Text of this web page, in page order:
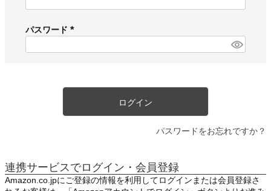
必
)
パスワード
必
ログイン
パスワードをお忘れですか？
連携サービスでログイン・会員登録
Amazon.co.jpにご登録の情報を利用してログインまたは会員登録さ